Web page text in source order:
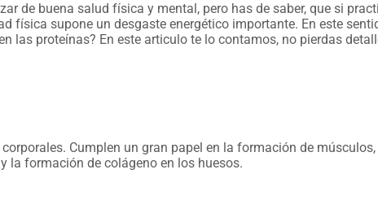
de buena salud física y mental, pero has de saber, que si
física supone un desgaste energético importante. En este
las proteínas? En este articulo te lo contamos, no pierdas
Cumplen un gran papel en la formación de
la formación de colágeno en los huesos.